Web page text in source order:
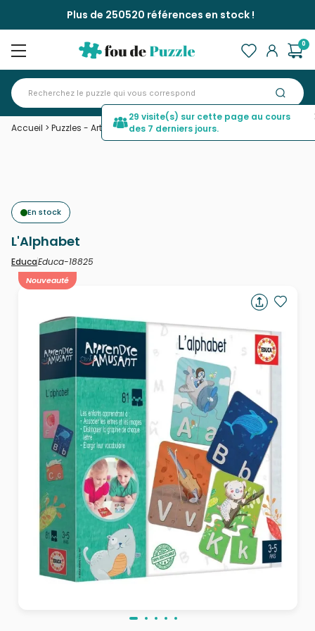
Plus de 250520 références en stock !
0
Accueil > Puzzles - Art pour les enfants>L'Alphabet
En stock
L'Alphabet
EducaEduca-18825
Nouveauté
29 visite(s) sur cette page au cours
des 7 derniers jours.